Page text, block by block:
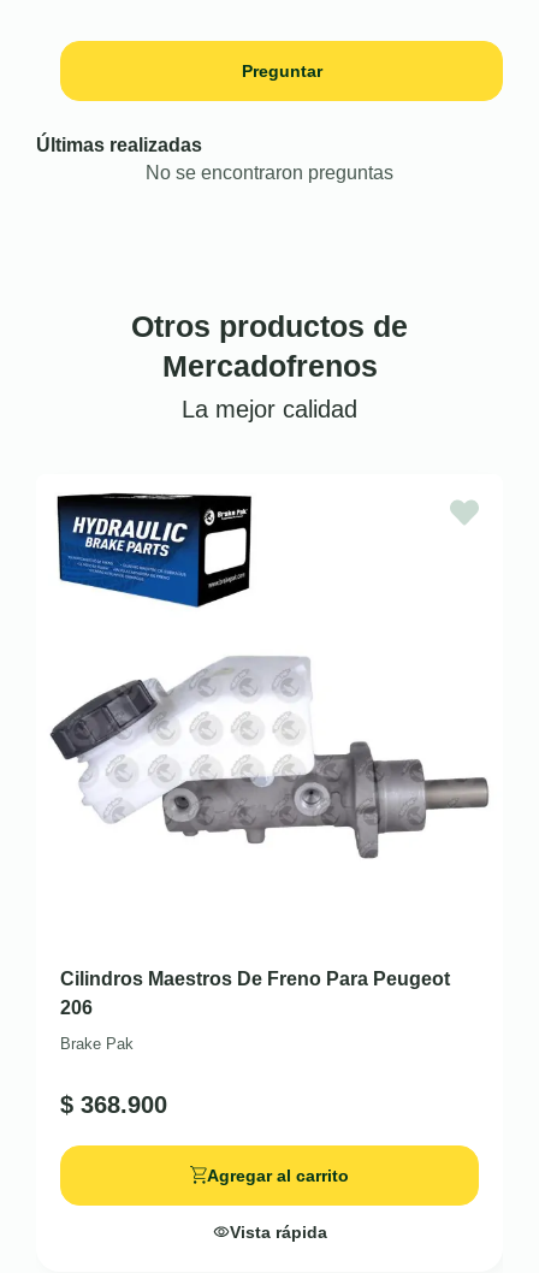
Preguntar
Últimas realizadas
No se encontraron preguntas
Otros productos de
Mercadofrenos
La mejor calidad
Cilindros Maestros De Freno Para Peugeot
206
Brake Pak
$ 368.900
Agregar al carrito
Vista rápida